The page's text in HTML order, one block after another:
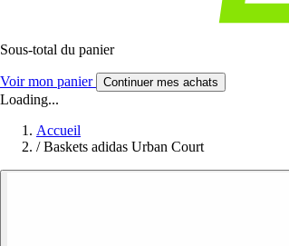
Sous-total du panier
Voir mon panier Continuer mes achats
Loading...
Accueil
/ Baskets adidas Urban Court